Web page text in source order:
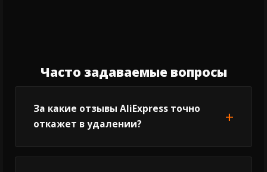
Часто задаваемые вопросы
За какие отзывы AliExpress точно
откажет в удалении?